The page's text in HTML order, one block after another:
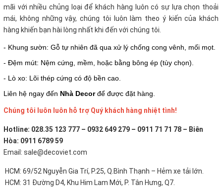
mãi với nhiều chủng loại để khách hàng luôn có sự lựa chọn thoải
mái, không những vậy, chúng tôi luôn làm theo ý kiến của khách
hàng khiến bạn hài lòng nhất khi đến với chúng tôi.
- Khung sườn: Gỗ tự nhiên đã qua xử lý chống cong vênh, mối mọt.
- Đệm mút: Nệm cứng, mềm, hoặc bằng bông ép (tùy chọn).
- Lò xo: Lõi thép cứng có độ bền cao.
Liên hệ ngay đến Nhà Decorđể được đặt hàng.
Chúng tôi luôn luôn hỗ trợ Quý khách hàng nhiệt tình!
Hotline: 028.35 123 777 – 0932 649 279 – 0911 71 71 78 – Biên
Hòa: 0911 6789 59
Email: sale@decoviet.com
HCM: 69/52 Nguyễn Gia Trí, P.25, Q.Bình Thạnh – Hẻm xe tải lớn.
HCM: 31 Đường D4, Khu Him Lam Mới, P. Tân Hưng, Q7.